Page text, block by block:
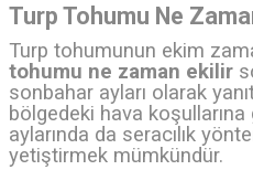
Turp Tohumu Ne
Turp tohumunun ekim
tohumu ne zaman ekilir
sonbahar ayları olarak
bölgedeki hava
aylarında da seracılık
yetiştirmek mümkündür.